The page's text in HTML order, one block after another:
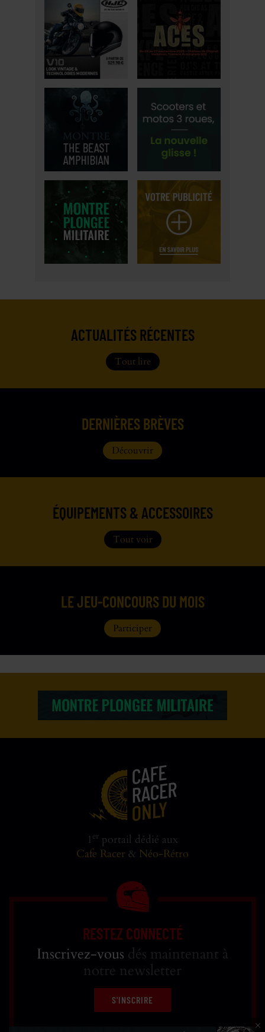
ACTUALITÉS RÉCENTES
Tout lire
DERNIÈRES BRÈVES
Découvrir
ÉQUIPEMENTS & ACCESSOIRES
Tout voir
LE JEU-CONCOURS DU MOIS
Participer
1 er portail dédié aux
Cafe Racer & Néo-Rétro
RESTEZ CONNECTÉ
Inscrivez-vous dés maintenant à
notre newsletter
S'INSCRIRE